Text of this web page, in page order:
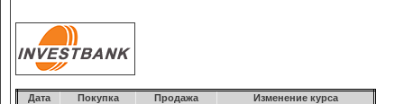
Дата Покупка Продажа Изменение курса